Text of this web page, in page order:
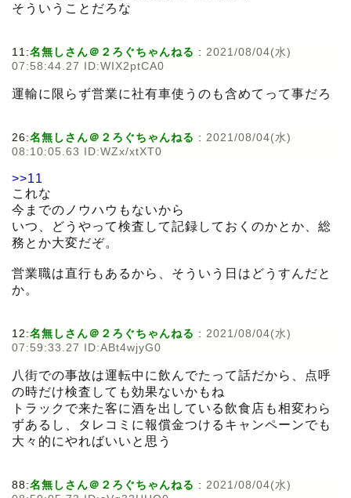
そういうことだろな
11:名無しさん＠２ろぐちゃんねる : 2021/08/04(水)
07:58:44.27 ID:WIX2ptCA0
運輸に限らず営業に社有車使うのも含めてって事だろ
26:名無しさん＠２ろぐちゃんねる : 2021/08/04(水)
08:10:05.63 ID:WZx/xtXT0
>>11
これな
今までのノウハウもないから
いつ、どうやって検査して記録しておくのかとか、総
務とか大変だぞ。
営業職は直行もあるから、そういう日はどうすんだと
か。
12:名無しさん＠２ろぐちゃんねる : 2021/08/04(水)
07:59:33.27 ID:ABt4wjyG0
八街での事故は運転中に飲んでたって話だから、点呼
の時だけ検査しても効果ないかもね
トラックで来た客に酒を出している飲食店も相変わら
ずあるし、タレコミに報償金つけるキャンペーンでも
大々的にやればいいと思う
88:名無しさん＠２ろぐちゃんねる : 2021/08/04(水)